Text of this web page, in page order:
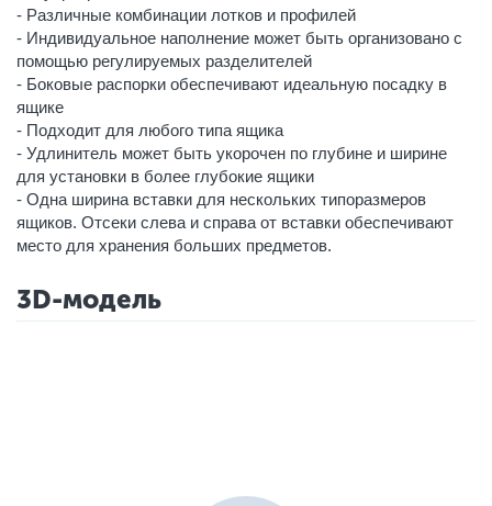
- Различные комбинации лотков и профилей
- Индивидуальное наполнение может быть организовано с
помощью регулируемых разделителей
- Боковые распорки обеспечивают идеальную посадку в
ящике
- Подходит для любого типа ящика
- Удлинитель может быть укорочен по глубине и ширине
для установки в более глубокие ящики
- Одна ширина вставки для нескольких типоразмеров
ящиков. Отсеки слева и справа от вставки обеспечивают
место для хранения больших предметов.
3D-модель